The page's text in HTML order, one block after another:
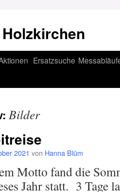
Ersatzsuche
Bilder
2021 von Hanna Blüm
Motto fand die
Jahr statt. 3 Tage